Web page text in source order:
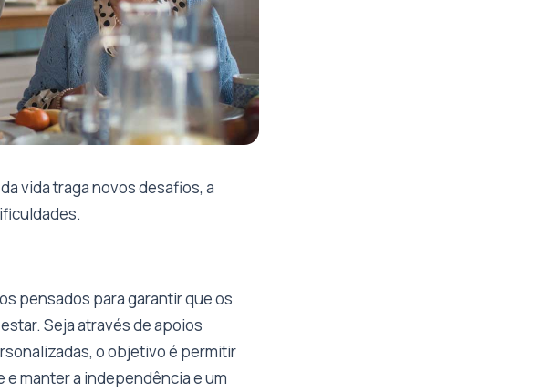
vida traga novos desafios, a
pensados para garantir que os
Seja através de apoios
o objetivo é permitir
manter a independência e um